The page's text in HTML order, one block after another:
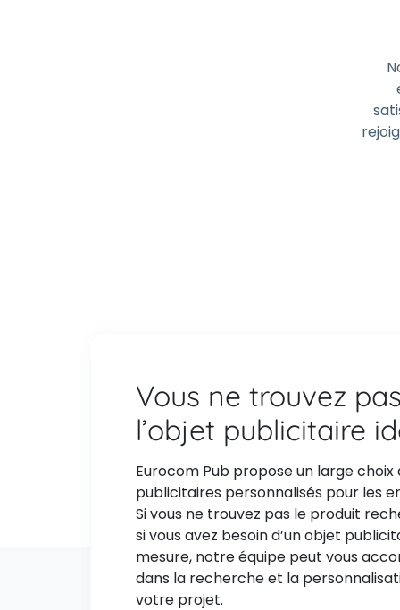
Vous ne trouvez pas
l’objet publicitaire
Eurocom Pub propose un large choix
publicitaires personnalisés pour les
Si vous ne trouvez pas le produit
si vous avez besoin d’un objet
mesure, notre équipe peut vous
dans la recherche et la
votre projet.